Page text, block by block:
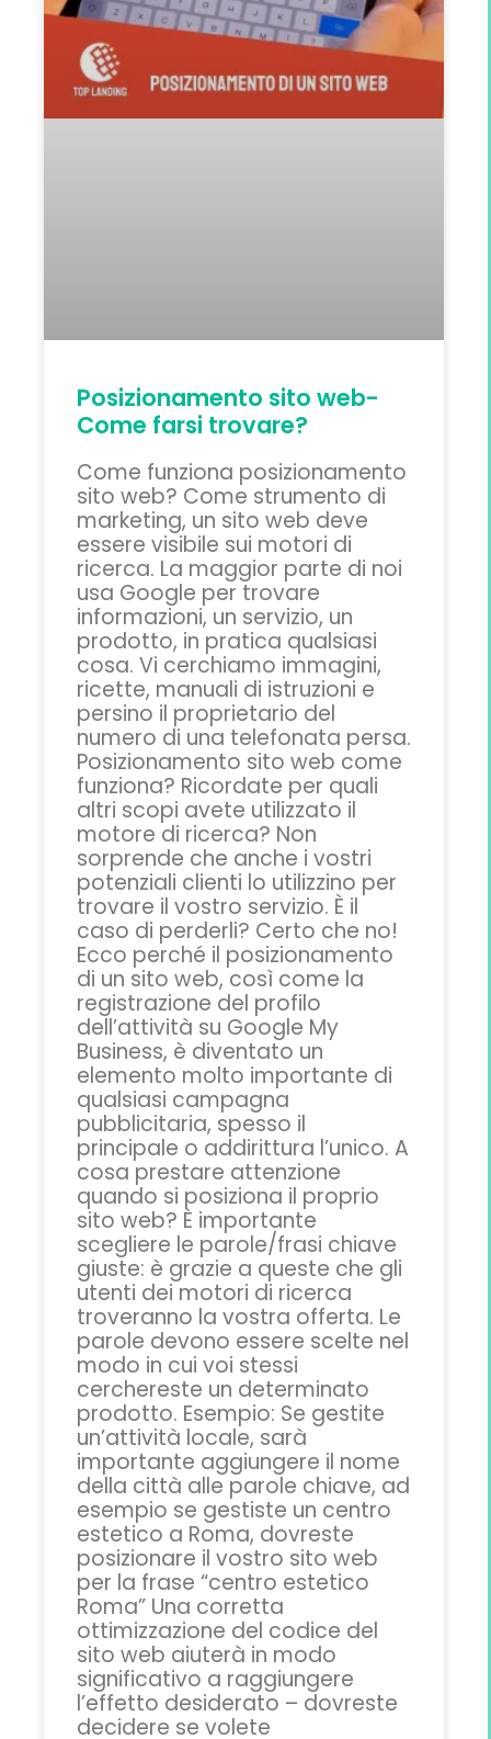
Posizionamento sito web-
Come farsi trovare?
Come funziona posizionamento
sito web? Come strumento di
marketing, un sito web deve
essere visibile sui motori di
ricerca. La maggior parte di noi
usa Google per trovare
informazioni, un servizio, un
prodotto, in pratica qualsiasi
cosa. Vi cerchiamo immagini,
ricette, manuali di istruzioni e
persino il proprietario del
numero di una telefonata persa.
Posizionamento sito web come
funziona? Ricordate per quali
altri scopi avete utilizzato il
motore di ricerca? Non
sorprende che anche i vostri
potenziali clienti lo utilizzino per
trovare il vostro servizio. È il
caso di perderli? Certo che no!
Ecco perché il posizionamento
di un sito web, così come la
registrazione del profilo
dell’attività su Google My
Business, è diventato un
elemento molto importante di
qualsiasi campagna
pubblicitaria, spesso il
principale o addirittura l’unico. A
cosa prestare attenzione
quando si posiziona il proprio
sito web? È importante
scegliere le parole/frasi chiave
giuste: è grazie a queste che gli
utenti dei motori di ricerca
troveranno la vostra offerta. Le
parole devono essere scelte nel
modo in cui voi stessi
cerchereste un determinato
prodotto. Esempio: Se gestite
un’attività locale, sarà
importante aggiungere il nome
della città alle parole chiave, ad
esempio se gestiste un centro
estetico a Roma, dovreste
posizionare il vostro sito web
per la frase “centro estetico
Roma” Una corretta
ottimizzazione del codice del
sito web aiuterà in modo
significativo a raggiungere
l’effetto desiderato – dovreste
decidere se volete